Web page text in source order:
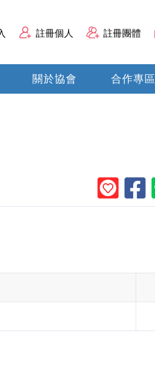
註冊個人 註冊團體
關於協會 合作專區